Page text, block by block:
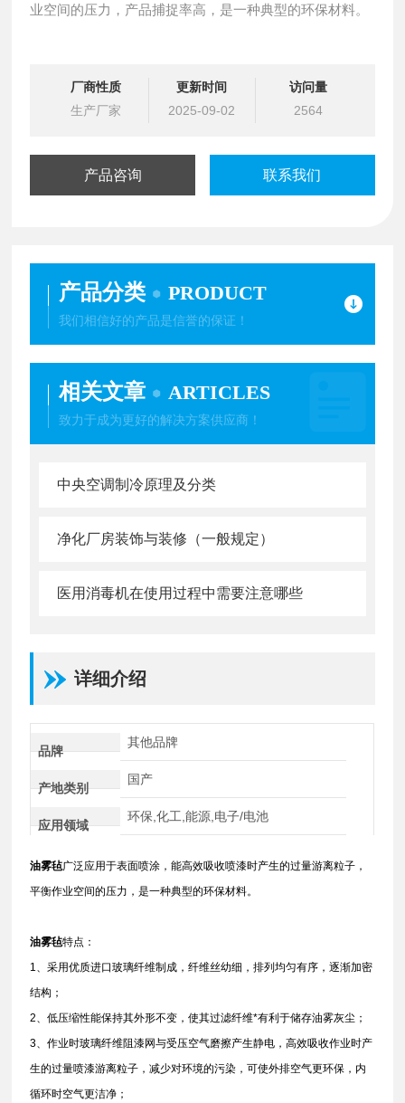
业空间的压力，产品捕捉率高，是一种典型的环保材料。
厂商性质
生产厂家
更新时间
2025-09-02
访问量
2564
产品咨询 联系我们
产品分类 PRODUCT
我们相信好的产品是信誉的保证！
相关文章 ARTICLES
致力于成为更好的解决方案供应商！
中央空调制冷原理及分类
净化厂房装饰与装修（一般规定）
医用消毒机在使用过程中需要注意哪些
详细介绍
品牌
其他品牌
产地类别
国产
应用领域
环保,化工,能源,电子/电池
油雾毡广泛应用于表面喷涂，能高效吸收喷漆时产生的过量游离粒子，
平衡作业空间的压力，是一种典型的环保材料。
油雾毡特点：
1、采用优质进口玻璃纤维制成，纤维丝幼细，排列均匀有序，逐渐加密
结构；
2、低压缩性能保持其外形不变，使其过滤纤维*有利于储存油雾灰尘；
3、作业时玻璃纤维阻漆网与受压空气磨擦产生静电，高效吸收作业时产
生的过量喷漆游离粒子，减少对环境的污染，可使外排空气更环保，内
循环时空气更洁净；